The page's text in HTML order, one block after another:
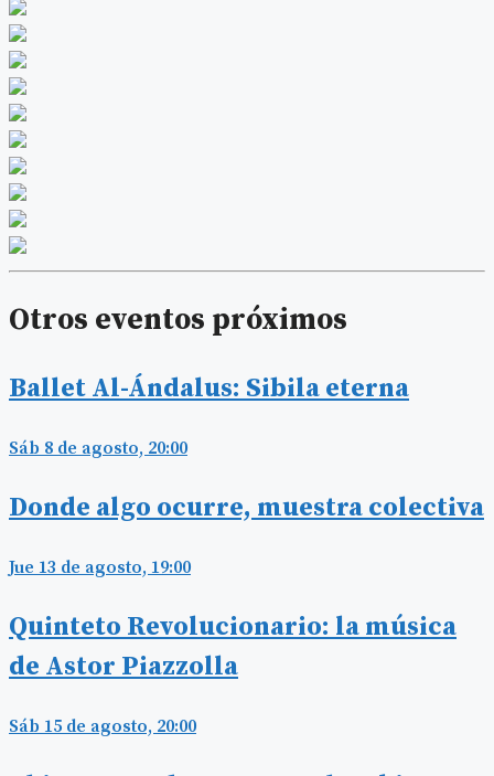
Otros eventos próximos
Ballet Al-Ándalus: Sibila eterna
Sáb 8 de agosto, 20:00
Donde algo ocurre, muestra colectiva
Jue 13 de agosto, 19:00
Quinteto Revolucionario: la música
de Astor Piazzolla
Sáb 15 de agosto, 20:00